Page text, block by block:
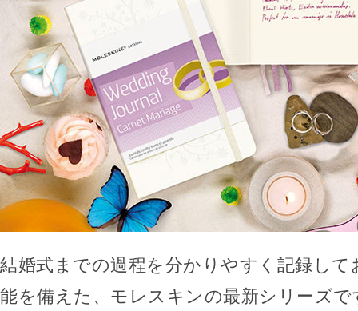
結婚式までの過程を分かりやすく記録して
能を備えた、モレスキンの最新シリーズで